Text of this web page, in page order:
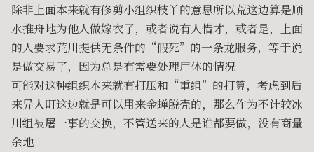
除非上面本来就有修剪小组织枝丫的意思所以荒这边算是顺
水推舟地为他人做嫁衣了，或者说有人惜才，或者是，上面
的人要求荒川提供无条件的“假死”的一条龙服务，等于说
是做交易了，因为总是有需要处理尸体的情况
可能对这种组织本来就有打压和“重组”的打算，考虑到后
来异人町这边就是可以用来金蝉脱壳的，那么作为不计较冰
川组被屠一事的交换，不管送来的人是谁都要做，没有商量
余地